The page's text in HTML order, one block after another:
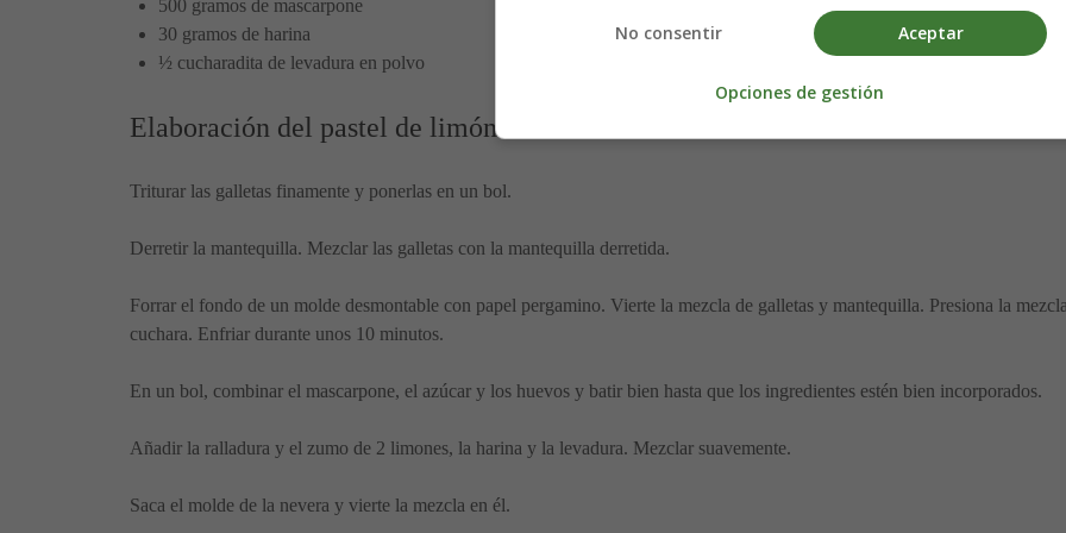
500 gramos de mascarpone
30 gramos de harina
½ cucharadita de levadura en polvo
Elaboración del pastel de limón cremoso en el horno:
Triturar las galletas finamente y ponerlas en un bol.
Derretir la mantequilla. Mezclar las galletas con la mantequilla derretida.
Forrar el fondo de un molde desmontable con papel pergamino. Vierte la mezcla de galletas y mantequilla. Presiona la
cuchara. Enfriar durante unos 10 minutos.
En un bol, combinar el mascarpone, el azúcar y los huevos y batir bien hasta que los ingredientes estén bien incorporados.
Añadir la ralladura y el zumo de 2 limones, la harina y la levadura. Mezclar suavemente.
Saca el molde de la nevera y vierte la mezcla en él.
Aceptar
No consentir
Opciones de gestión